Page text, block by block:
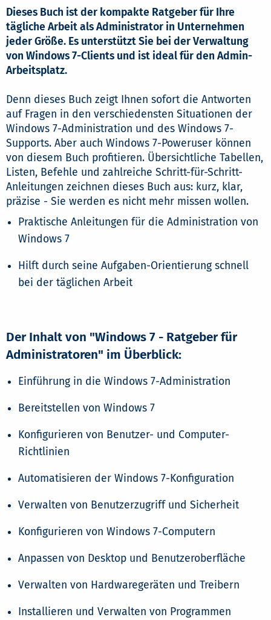
Dieses Buch ist der kompakte Ratgeber für Ihre
tägliche Arbeit als Administrator in Unternehmen
jeder Größe. Es unterstützt Sie bei der Verwaltung
von Windows 7-Clients und ist ideal für den Admin-
Arbeitsplatz.
Denn dieses Buch zeigt Ihnen sofort die Antworten
auf Fragen in den verschiedensten Situationen der
Windows 7-Administration und des Windows 7-
Supports. Aber auch Windows 7-Poweruser können
von diesem Buch profitieren. Übersichtliche Tabellen,
Listen, Befehle und zahlreiche Schritt-für-Schritt-
Anleitungen zeichnen dieses Buch aus: kurz, klar,
präzise - Sie werden es nicht mehr missen wollen.
Praktische Anleitungen für die Administration von
Windows 7
Hilft durch seine Aufgaben-Orientierung schnell
bei der täglichen Arbeit
Der Inhalt von "Windows 7 - Ratgeber für
Administratoren" im Überblick:
Einführung in die Windows 7-Administration
Bereitstellen von Windows 7
Konfigurieren von Benutzer- und Computer-
Richtlinien
Automatisieren der Windows 7-Konfiguration
Verwalten von Benutzerzugriff und Sicherheit
Konfigurieren von Windows 7-Computern
Anpassen von Desktop und Benutzeroberfläche
Verwalten von Hardwaregeräten und Treibern
Installieren und Verwalten von Programmen